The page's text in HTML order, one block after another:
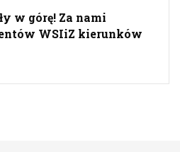
w górę! Za nami
WSIiZ kierunków